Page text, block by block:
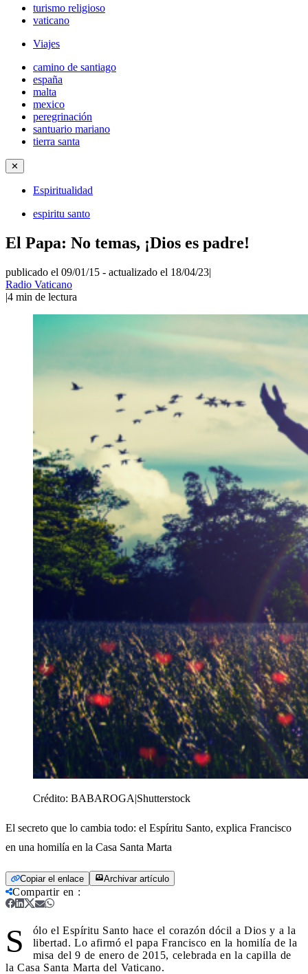
turismo religioso
vaticano
Viajes
camino de santiago
españa
malta
mexico
peregrinación
santuario mariano
tierra santa
✕
Espiritualidad
espiritu santo
El Papa: No temas, ¡Dios es padre!
publicado el 09/01/15 - actualizado el 18/04/23|
Radio Vaticano
|4 min de lectura
Crédito: BABAROGA|Shutterstock
El secreto que lo cambia todo: el Espíritu Santo, explica Francisco
en una homilía en la Casa Santa Marta
Copiar el enlace Archivar artículo
Compartir en :
S
ólo el Espíritu Santo hace el corazón dócil a Dios y a la
libertad. Lo afirmó el papa Francisco en la homilía de la
misa del 9 de enero de 2015, celebrada en la capilla de
la Casa Santa Marta del Vaticano.